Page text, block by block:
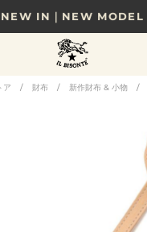
NEW IN｜NEW MODEL
時まで｜税込11,000円以上
ーンから選べる、新しいギ
ア / 財布 / 新作財布 & 小物 /